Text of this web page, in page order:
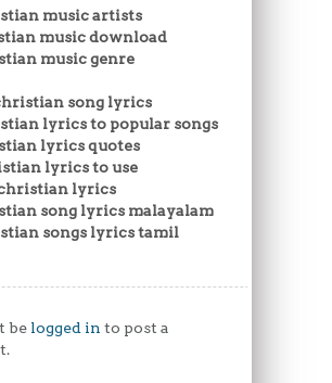
music artists
music download
music genre
song lyrics
lyrics to popular songs
lyrics quotes
lyrics to use
lyrics
song lyrics malayalam
songs lyrics tamil
be logged in to post a